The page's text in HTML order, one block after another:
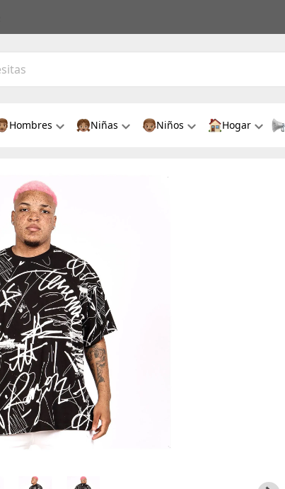
Hombres Niñas Niños Hogar